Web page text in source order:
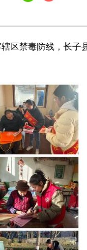
禁毒防线，长子